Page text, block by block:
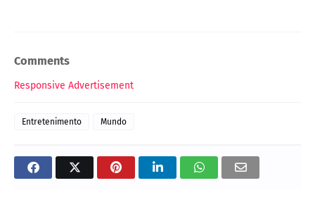
Comments
Responsive Advertisement
Entretenimento Mundo